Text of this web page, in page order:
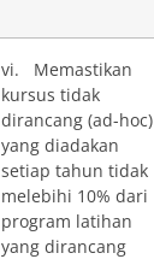
vi. Memastikan
kursus tidak
dirancang (ad-hoc)
yang diadakan
setiap tahun tidak
melebihi 10% dari
program latihan
yang dirancang